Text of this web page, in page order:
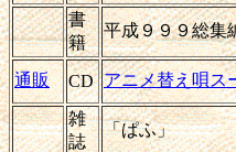
書
籍
平成９９９総集
通販 CD アニメ替え唄ス
雑
誌
「ぱふ」